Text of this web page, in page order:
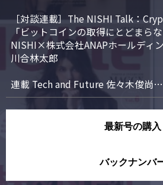
［対談連載］The NISHI Talk：
「ビットコインの取得にとどまら
NISHI×株式会社ANAPホールディ
川合林太郎
連載 Tech and Future 佐々木俊尚
最新号の購入
バックナンバ